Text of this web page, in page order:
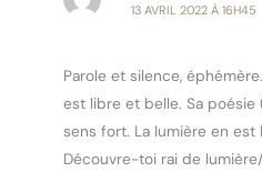
13 AVRIL 2022 À 16H45
Parole et silence,
est libre et belle. Sa poésie
sens fort. La lumière en est
Découvre-toi rai de